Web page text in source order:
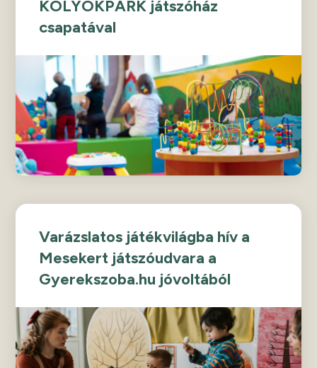
KÖLYÖKPARK játszóház
csapatával
Varázslatos játékvilágba hív a
Mesekert játszóudvara a
Gyerekszoba.hu jóvoltából